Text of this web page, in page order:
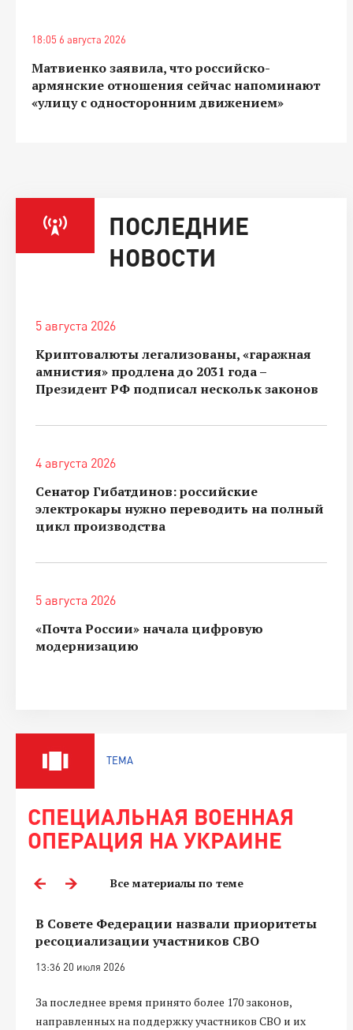
18:05 6 августа 2026
Матвиенко заявила, что российско-
армянские отношения сейчас напоминают
«улицу с односторонним движением»
ПОСЛЕДНИЕ
НОВОСТИ
5 августа 2026
Криптовалюты легализованы, «гаражная
амнистия» продлена до 2031 года –
Президент РФ подписал нескольк законов
4 августа 2026
Сенатор Гибатдинов: российские
электрокары нужно переводить на полный
цикл производства
5 августа 2026
«Почта России» начала цифровую
модернизацию
ТЕМА
СПЕЦИАЛЬНАЯ ВОЕННАЯ
ОПЕРАЦИЯ НА УКРАИНЕ
Все материалы по теме
В Совете Федерации назвали приоритеты
ресоциализации участников СВО
13:36 20 июля 2026
За последнее время принято более 170 законов,
направленных на поддержку участников СВО и их